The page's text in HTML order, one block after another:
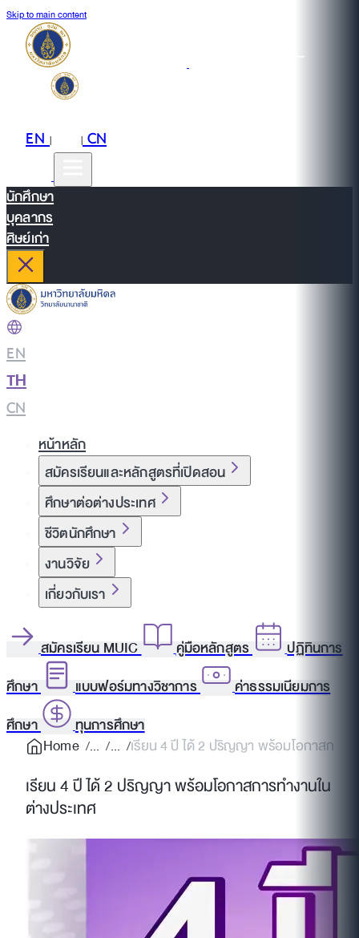
Skip to main content
EN| |CN
นักศึกษา
บุคลากร
ศิษย์เก่า
EN
TH
CN
หน้าหลัก
สมัครเรียนและหลักสูตรที่เปิดสอน
ศึกษาต่อต่างประเทศ
ชีวิตนักศึกษา
งานวิจัย
เกี่ยวกับเรา
สมัครเรียน MUIC คู่มือหลักสูตร
ปฏิทินการ
ศึกษา
แบบฟอร์มทางวิชาการ
ค่าธรรมเนียมการ
ศึกษา
ทุนการศึกษา
Home
เรียน 4 ปี ได้ 2 ปริญญา พร้อมโอกาสการท
เรียน 4 ปี ได้ 2 ปริญญา พร้อมโอกาสการทำงานใน
ต่างประเทศ